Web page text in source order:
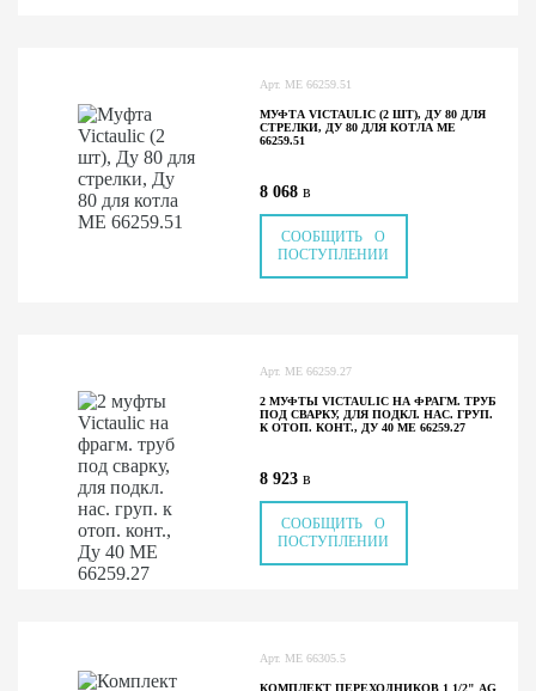
Арт. ME 66259.51
МУФТА VICTAULIC (2 ШТ), ДУ 80 ДЛЯ
СТРЕЛКИ, ДУ 80 ДЛЯ КОТЛА ME
66259.51
8 068 в
СООБЩИТЬ О
ПОСТУПЛЕНИИ
Арт. ME 66259.27
2 МУФТЫ VICTAULIC НА ФРАГМ. ТРУБ
ПОД СВАРКУ, ДЛЯ ПОДКЛ. НАС. ГРУП.
К ОТОП. КОНТ., ДУ 40 ME 66259.27
8 923 в
СООБЩИТЬ О
ПОСТУПЛЕНИИ
Арт. ME 66305.5
КОМПЛЕКТ ПЕРЕХОДНИКОВ 1 1/2" AG